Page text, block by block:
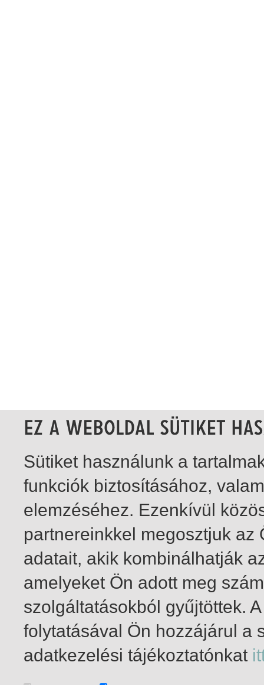
1-1 / insgesamt 1 Treffer
Sütiket használunk a
funkciók biztosításához,
elemzéséhez. Ezenkívül
partnereinkkel megosztjuk
adatait, akik kombinálhatják
amelyeket Ön adott meg
szolgáltatásokból gyűjtöttek.
folytatásával Ön hozzájárul a
adatkezelési tájékoztatónkat